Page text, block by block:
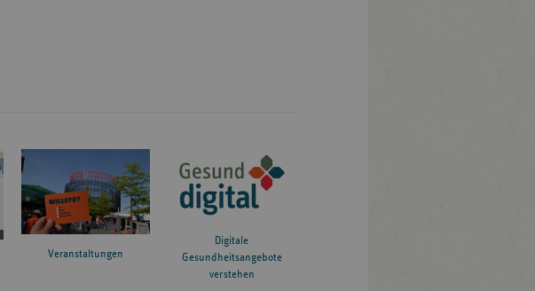
Veranstaltungen
Digitale
Gesundheitsangebote
verstehen